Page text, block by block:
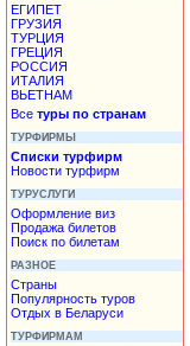
ЕГИПЕТ
ГРУЗИЯ
ТУРЦИЯ
ГРЕЦИЯ
РОССИЯ
ИТАЛИЯ
ВЬЕТНАМ
Все туры по странам
ТУРФИРМЫ
Списки турфирм
Новости турфирм
ТУРУСЛУГИ
Оформление виз
Продажа билетов
Поиск по билетам
РАЗНОЕ
Страны
Популярность туров
Отдых в Беларуси
ТУРФИРМАМ